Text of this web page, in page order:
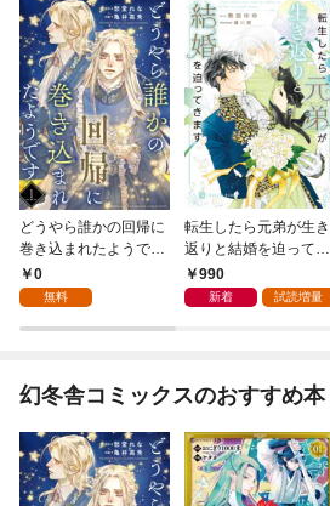
どうやら誰かの回帰に
巻き込まれたようです
【分冊版】 1話
0
無料
転生したら元弟が生き
返りと結婚を迫ってき
ます【電子書籍限定
版】
990
新着 試読増量
幻冬舎コミックスのおすすめ本